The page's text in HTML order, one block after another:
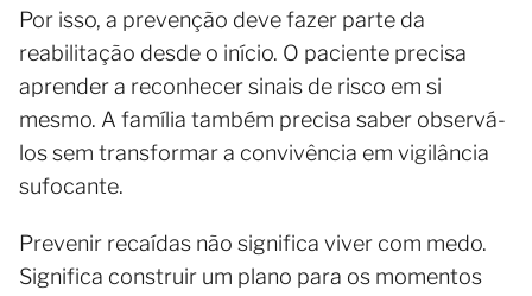
Por isso, a prevenção deve fazer parte da
reabilitação desde o início. O paciente precisa
aprender a reconhecer sinais de risco em si
mesmo. A família também precisa saber observá-
los sem transformar a convivência em vigilância
sufocante.
Prevenir recaídas não significa viver com medo.
Significa construir um plano para os momentos